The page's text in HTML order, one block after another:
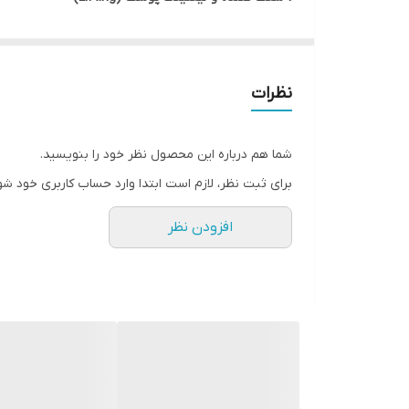
نظرات
شما هم درباره این محصول نظر خود را بنویسید.
برای ثبت نظر، لازم است ابتدا وارد حساب کاربری خود
افزودن نظر